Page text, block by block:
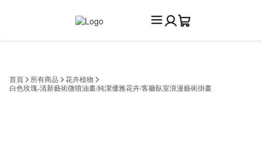
首頁 所有商品
花卉植物
白色玫瑰-清新藝術微噴油畫/純潔優雅花卉/客廳臥室浪漫藝術掛畫